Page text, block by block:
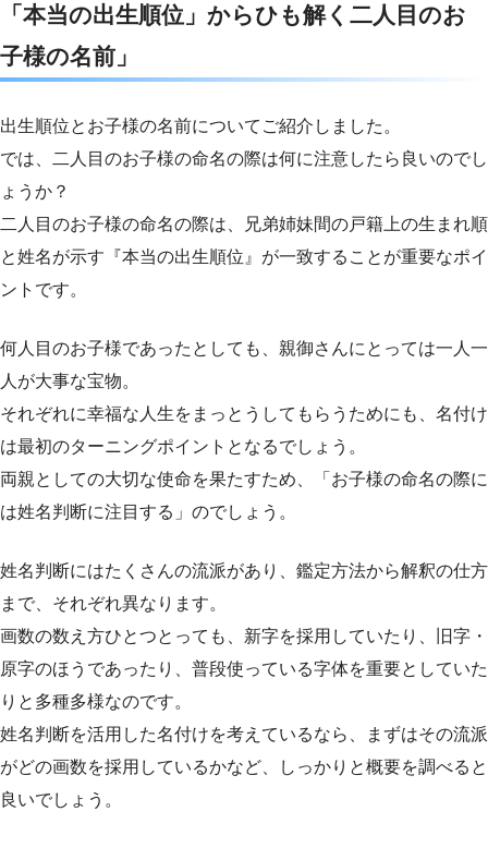
「本当の出生順位」からひも解く二人目のお
子様の名前」
出生順位とお子様の名前についてご紹介しました。
では、二人目のお子様の命名の際は何に注意したら良いのでし
ょうか？
二人目のお子様の命名の際は、兄弟姉妹間の戸籍上の生まれ順
と姓名が示す『本当の出生順位』が一致することが重要なポイ
ントです。
何人目のお子様であったとしても、親御さんにとっては一人一
人が大事な宝物。
それぞれに幸福な人生をまっとうしてもらうためにも、名付け
は最初のターニングポイントとなるでしょう。
両親としての大切な使命を果たすため、「お子様の命名の際に
は姓名判断に注目する」のでしょう。
姓名判断にはたくさんの流派があり、鑑定方法から解釈の仕方
まで、それぞれ異なります。
画数の数え方ひとつとっても、新字を採用していたり、旧字・
原字のほうであったり、普段使っている字体を重要としていた
りと多種多様なのです。
姓名判断を活用した名付けを考えているなら、まずはその流派
がどの画数を採用しているかなど、しっかりと概要を調べると
良いでしょう。